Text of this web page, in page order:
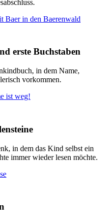
Baer in den Baerenwald
erste Buchstaben
in dem Name,
vorkommen.
ist weg!
in dem das Kind selbst ein
immer wieder lesen möchte.